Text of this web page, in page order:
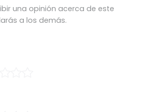
una opinión acerca de este
a los demás.